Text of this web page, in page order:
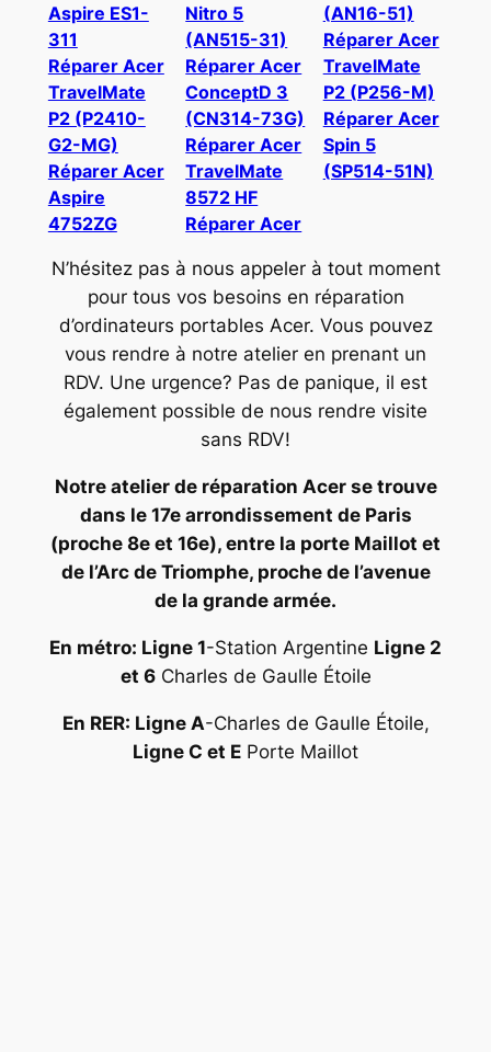
Aspire ES1-
311
Réparer Acer
TravelMate
P2 (P2410-
G2-MG)
Réparer Acer
Aspire
4752ZG
Nitro 5
(AN515-31)
Réparer Acer
ConceptD 3
(CN314-73G)
Réparer Acer
TravelMate
8572 HF
Réparer Acer
(AN16-51)
Réparer Acer
TravelMate
P2 (P256-M)
Réparer Acer
Spin 5
(SP514-51N)
N’hésitez pas à nous appeler à tout moment
pour tous vos besoins en réparation
d’ordinateurs portables Acer. Vous pouvez
vous rendre à notre atelier en prenant un
RDV. Une urgence? Pas de panique, il est
également possible de nous rendre visite
sans RDV!
Notre atelier de réparation Acer se trouve
dans le 17e arrondissement de Paris
(proche 8e et 16e), entre la porte Maillot et
de l’Arc de Triomphe, proche de l’avenue
de la grande armée.
En métro: Ligne 1-Station Argentine Ligne 2
et 6Charles de Gaulle Étoile
En RER: Ligne A-Charles de Gaulle Étoile,
Ligne C et E Porte Maillot